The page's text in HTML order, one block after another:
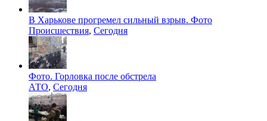
В Харькове прогремел сильный взрыв. Фото
Происшествия, Сегодня
Фото. Горловка после обстрела
АТО, Сегодня